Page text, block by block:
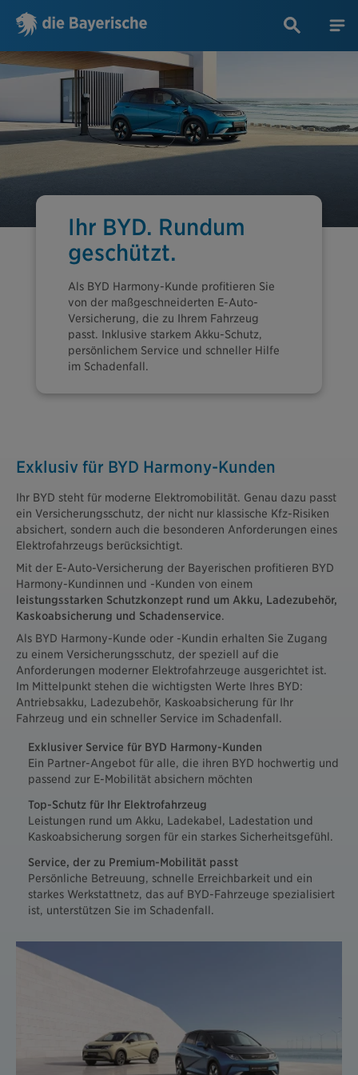
Ihr BYD. Rundum
geschützt.
Als BYD Harmony-Kunde profitieren Sie
von der maßgeschneiderten E-Auto-
Versicherung, die zu Ihrem Fahrzeug
passt. Inklusive starkem Akku-Schutz,
persönlichem Service und schneller Hilfe
im Schadenfall.
Exklusiv für BYD Harmony-Kunden
Ihr BYD steht für moderne Elektromobilität. Genau dazu passt
ein Versicherungsschutz, der nicht nur klassische Kfz-Risiken
absichert, sondern auch die besonderen Anforderungen eines
Elektrofahrzeugs berücksichtigt.
Mit der E-Auto-Versicherung der Bayerischen profitieren BYD
Harmony-Kundinnen und -Kunden von einem
leistungsstarken Schutzkonzept rund um Akku, Ladezubehör,
Kaskoabsicherung und Schadenservice.
Als BYD Harmony-Kunde oder -Kundin erhalten Sie Zugang
zu einem Versicherungsschutz, der speziell auf die
Anforderungen moderner Elektrofahrzeuge ausgerichtet ist.
Im Mittelpunkt stehen die wichtigsten Werte Ihres BYD:
Antriebsakku, Ladezubehör, Kaskoabsicherung für Ihr
Fahrzeug und ein schneller Service im Schadenfall.
Exklusiver Service für BYD Harmony-Kunden
Ein Partner-Angebot für alle, die ihren BYD hochwertig und
passend zur E-Mobilität absichern möchten
Top-Schutz für Ihr Elektrofahrzeug
Leistungen rund um Akku, Ladekabel, Ladestation und
Kaskoabsicherung sorgen für ein starkes Sicherheitsgefühl.
Service, der zu Premium-Mobilität passt
Persönliche Betreuung, schnelle Erreichbarkeit und ein
starkes Werkstattnetz, das auf BYD-Fahrzeuge spezialisiert
ist, unterstützen Sie im Schadenfall.